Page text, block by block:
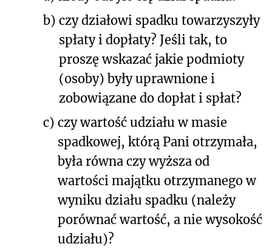
b) czy działowi spadku towarzyszyły
spłaty i dopłaty? Jeśli tak, to
proszę wskazać jakie podmioty
(osoby) były uprawnione i
zobowiązane do dopłat i spłat?
c) czy wartość udziału w masie
spadkowej, którą Pani otrzymała,
była równa czy wyższa od
wartości majątku otrzymanego w
wyniku działu spadku (należy
porównać wartość, a nie wysokość
udziału)?